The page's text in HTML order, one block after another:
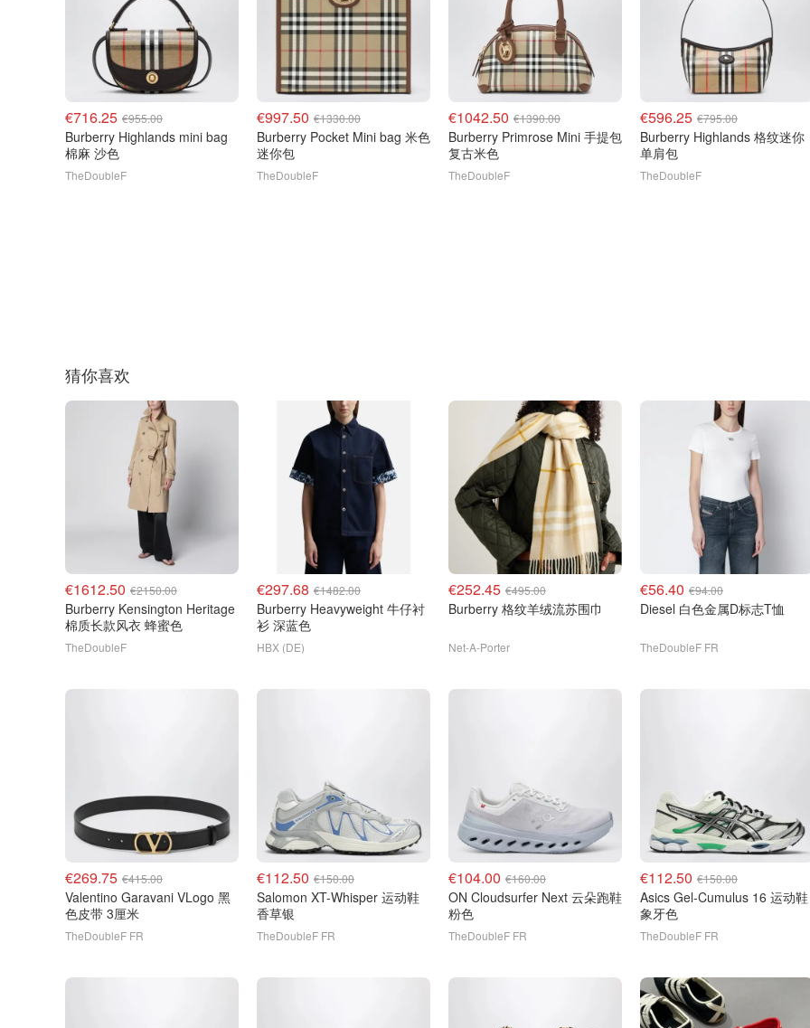
€716.25 €955.00
Burberry Highlands mini bag
棉麻 沙色
TheDoubleF
€997.50 €1330.00
Burberry Pocket Mini bag 米色
迷你包
TheDoubleF
€1042.50 €1390.00
Burberry Primrose Mini 手提包
复古米色
TheDoubleF
€596.25 €795.00
Burberry Highlands 格纹迷你
单肩包
TheDoubleF
猜你喜欢
€1612.50 €2150.00
Burberry Kensington Heritage
棉质长款风衣 蜂蜜色
TheDoubleF
€297.68 €1482.00
Burberry Heavyweight 牛仔衬
衫 深蓝色
HBX (DE)
€252.45 €495.00
Burberry 格纹羊绒流苏围巾
Net-A-Porter
€56.40 €94.00
Diesel 白色金属D标志T恤
TheDoubleF FR
€269.75 €415.00
Valentino Garavani VLogo 黑
色皮带 3厘米
TheDoubleF FR
€112.50 €150.00
Salomon XT-Whisper 运动鞋
香草银
TheDoubleF FR
€104.00 €160.00
ON Cloudsurfer Next 云朵跑鞋
粉色
TheDoubleF FR
€112.50 €150.00
Asics Gel-Cumulus 16 运动鞋
象牙色
TheDoubleF FR